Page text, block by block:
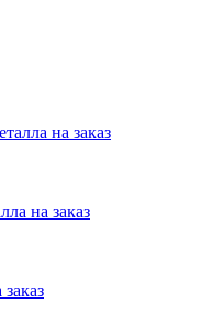
на заказ
на заказ